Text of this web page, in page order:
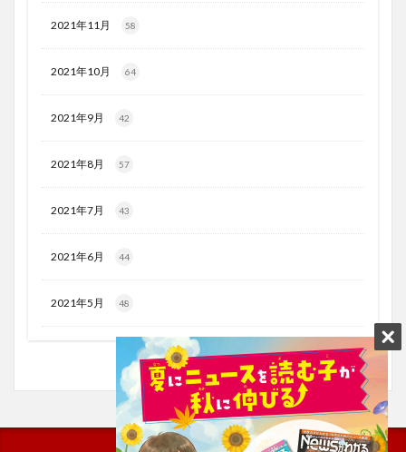
2021年11月 58
2021年10月 64
2021年9月 42
2021年8月 57
2021年7月 43
2021年6月 44
2021年5月 48